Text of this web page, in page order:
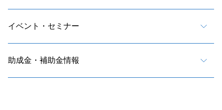
イベント・セミナー
助成金・補助金情報